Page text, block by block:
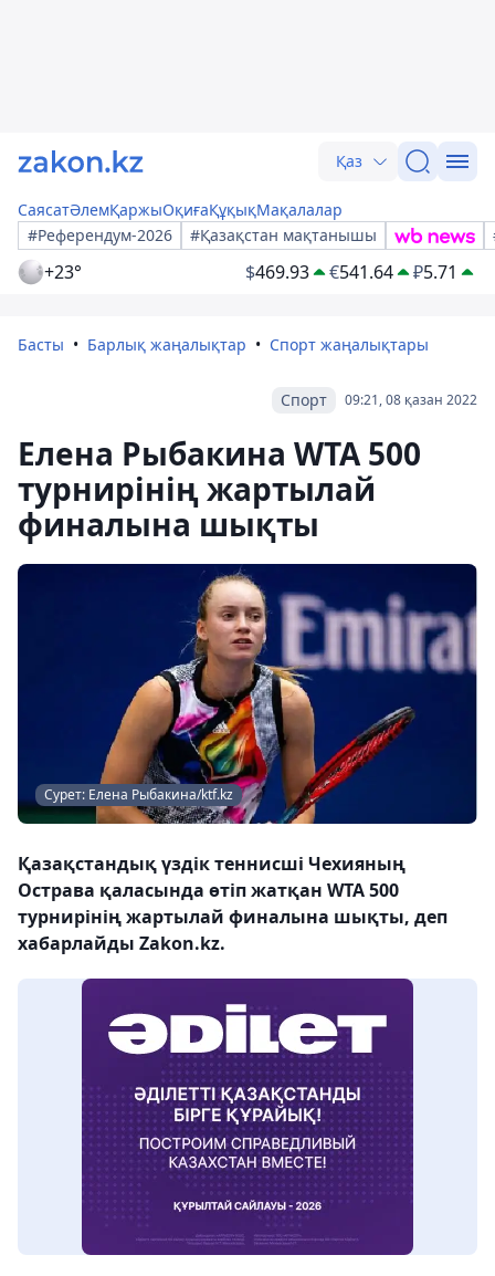
Қаз
СаясатӘлемҚаржыОқиғаҚұқықМақалалар
#Референдум-2026
#Қазақстан мақтанышы
+23° $469.93 €541.64 ₽5.71
Басты Барлық жаңалықтар Спорт жаңалықтары
09:21, 08 қазан 2022
Спорт
Елена Рыбакина WTA 500
турнирінің жартылай
финалына шықты
Сурет: Елена Рыбакина/ktf.kz
Қазақстандық үздік теннисші Чехияның
Острава қаласында өтіп жатқан WTA 500
турнирінің жартылай финалына шықты, деп
хабарлайды Zakon.kz.